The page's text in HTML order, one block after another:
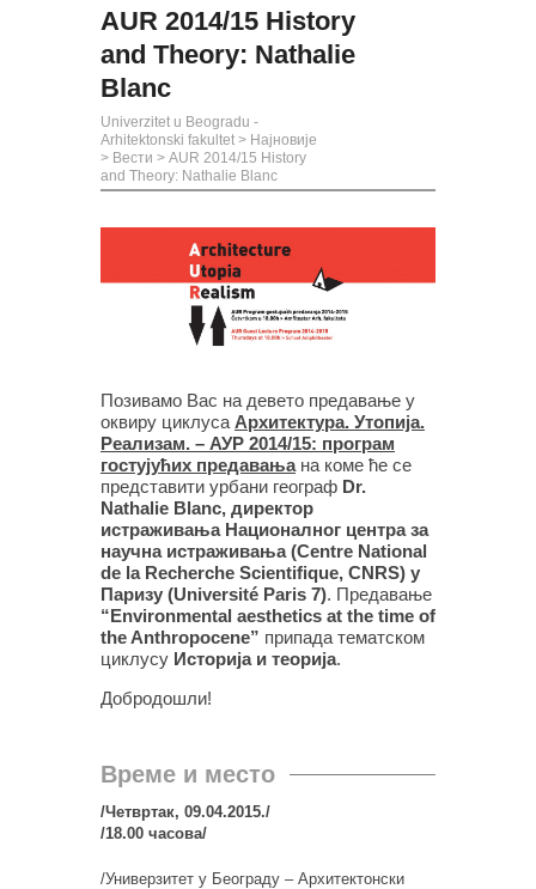
AUR 2014/15 History
and Theory: Nathalie
Blanc
Univerzitet u Beogradu -
Arhitektonski fakultet > Најновије
> Вести > AUR 2014/15 History
and Theory: Nathalie Blanc
Позивамо Вас на девето предавање у
оквиру циклуса Архитектура. Утопија.
Реализам. – АУР 2014/15: програм
гостујућих предавањана коме ће се
представити урбани географ Dr.
Nathalie Blanc, директор
истраживања Националног центра за
научна истраживања (Centre National
de la Recherche Scientifique, CNRS) у
Паризу (Université Paris 7). Предавање
“Environmental aesthetics at the time of
the Anthropocene” припада тематском
циклусу Историја и теорија.
Добродошли!
Време и место
/Четвртак, 09.04.2015./
/18.00 часова/
/Универзитет у Београду – Архитектонски